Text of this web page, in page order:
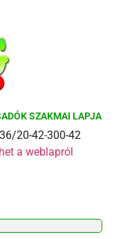
SZAKMAI LAPJA
20-42-300-42
a weblapról